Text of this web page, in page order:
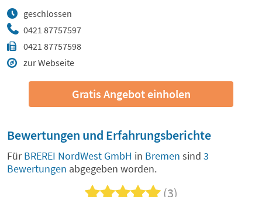
0421 87757597
0421 87757598
zur Webseite
geschlossen
Gratis Angebot einholen
Bewertungen und Erfahrungsberichte
FürBREREI NordWest GmbH in Bremen sind 3
Bewertungen abgegeben worden.
(3)